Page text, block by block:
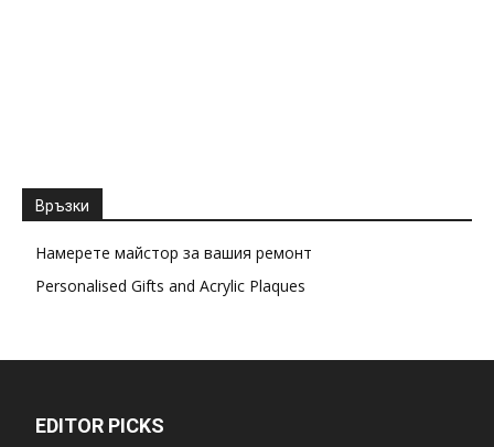
Връзки
Намерете майстор за вашия ремонт
Personalised Gifts and Acrylic Plaques
EDITOR PICKS